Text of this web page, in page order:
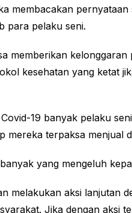
membacakan
para pelaku seni.
memberikan
kesehatan yang ketat
19 banyak pelaku
mereka terpaksa menjual
yang mengeluh
melakukan aksi lanjutan
Jika dengan aksi